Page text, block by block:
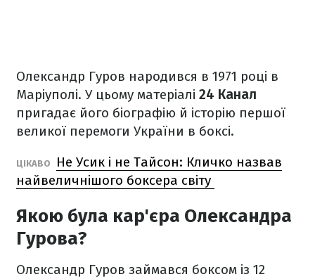
Олександр Гуров народився в 1971 році в
Маріуполі. У цьому матеріалі 24 Канал
пригадає його біографію й історію першої
великої перемоги України в боксі.
ЦІКАВО
Не Усик і не Тайсон: Кличко назвав
найвеличнішого боксера світу
Якою була кар'єра Олександра
Гурова?
Олександр Гуров займався боксом із 12